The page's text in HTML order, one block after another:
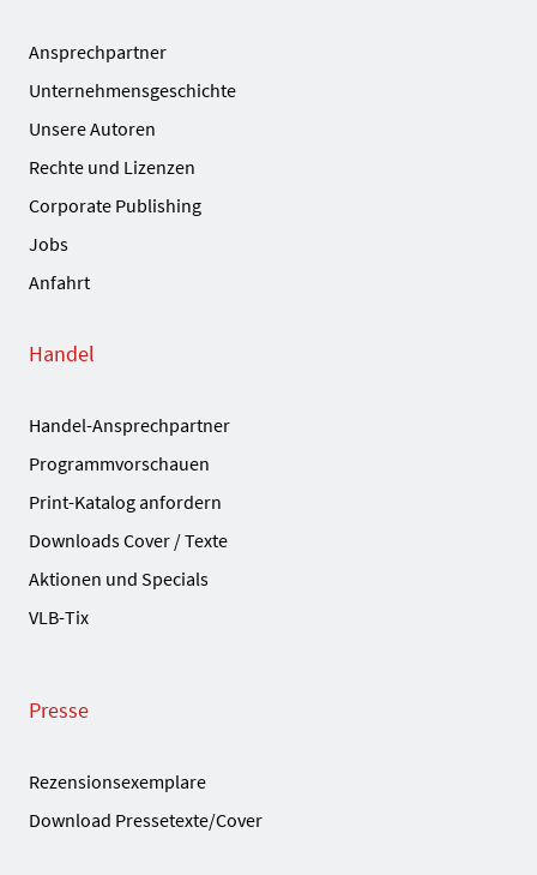
Ansprechpartner
Unternehmensgeschichte
Unsere Autoren
Rechte und Lizenzen
Corporate Publishing
Jobs
Anfahrt
Handel
Handel-Ansprechpartner
Programmvorschauen
Print-Katalog anfordern
Downloads Cover / Texte
Aktionen und Specials
VLB-Tix
Presse
Rezensionsexemplare
Download Pressetexte/Cover